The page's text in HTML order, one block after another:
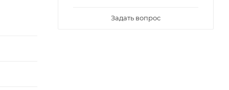
Задать вопрос